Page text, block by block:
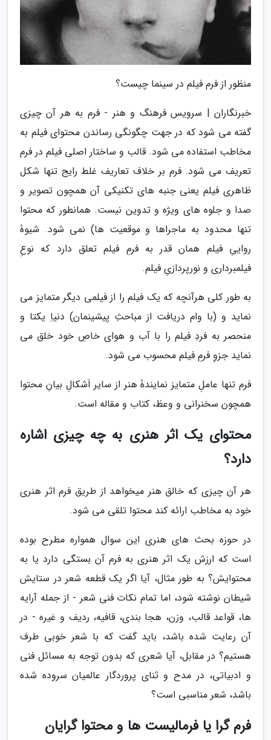
منظور از فرم فیلم در سینما چیست؟
خبرنگاران | سرویس فرهنگ و هنر - فرم به هر آن چیزی
گفته می شود که در جهت چگونگی رساندن محتوای فیلم به
مخاطب استفاده می شود. قالب و ساختار اصلی فیلم در فرم
تعریف می شود. فرم بر خلاف تعاریف غلط رایج تنها شکل
ظاهری فیلم یعنی جنبه های تکنیکی آن همچون تصویر و
صدا و جلوه های ویژه و تدوین نیست. همانطور که محتوا
تنها محدود به ماجراها و موقعیت ها) نمی شود. شیوۀ
رواییِ فیلم همان قدر به فرمِ فیلم تعلق دارد که نوعِ
فیلمبرداری و نورپردازیِ فیلم.
به طور کلی هرآنچه که یک فیلم را از فیلمی دیگر متمایز می
نماید و (با وام دریافت از مباحثِ پیشینمان) دنیاِ یکتا و
منحصر به فردِ فیلم را با آب و هوای خاصِ خود خلق می
نماید جزوِ فرمِ فیلم محسوب می شود.
فرم تنها عاملِ متمایز نمایندۀ هنر از سایر اَشکالِ بیانِ محتوا
همچون سخنرانی و وعظ، کتاب و مقاله است.
محتوای یک اثر هنری به چه چیزی اشاره
دارد؟
هر آن چیزی که خالق هنر میخواهد از طریق فرم اثر هنری
خود به مخاطب ارائه کند محتوا تلقی می شود.
در حوزه بحث های هنری این سوال همواره مطرح بوده
است که ارزش یک اثر هنری به فرم آن بستگی دارد یا به
محتوایش؟ به طور مثال، آیا اگر یک قطعه شعر در ستایش
شیطان نوشته شود، اما تمام نکات فنی شعر - از جمله آرایه
ها، قواعد قالب، وزن، هجا بندی، قافیه، ردیف و غیره - در
آن رعایت شده باشد، باید گفت که با شعر خوبی طرف
هستیم؟ در مقابل، آیا شعری که بدون توجه به مسائل فنی
و ادبیاتی، در مدح و ثنای پروردگار عالمیان سروده شده
باشد، شعر مناسبی است؟
فرم گرا یا فرمالیست ها و محتوا گرایان